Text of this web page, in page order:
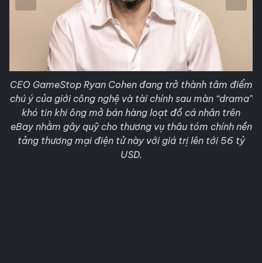
CEO GameStop Ryan Cohen đang trở thành tâm điểm
chú ý của giới công nghệ và tài chính sau màn “drama”
khó tin khi ông mở bán hàng loạt đồ cá nhân trên
eBay nhằm gây quỹ cho thương vụ thâu tóm chính nền
tảng thương mại điện tử này với giá trị lên tới 56 tỷ
USD.